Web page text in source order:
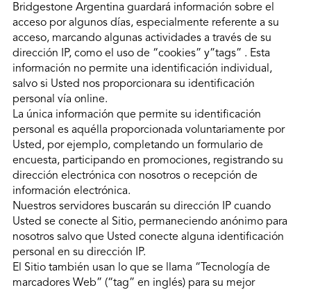
Bridgestone Argentina guardará información sobre el
acceso por algunos días, especialmente referente a su
acceso, marcando algunas actividades a través de su
dirección IP, como el uso de “cookies” y”tags” . Esta
información no permite una identificación individual,
salvo si Usted nos proporcionara su identificación
personal vía online.
La única información que permite su identificación
personal es aquélla proporcionada voluntariamente por
Usted, por ejemplo, completando un formulario de
encuesta, participando en promociones, registrando su
dirección electrónica con nosotros o recepción de
información electrónica.
Nuestros servidores buscarán su dirección IP cuando
Usted se conecte al Sitio, permaneciendo anónimo para
nosotros salvo que Usted conecte alguna identificación
personal en su dirección IP.
El Sitio también usan lo que se llama “Tecnología de
marcadores Web” (“tag” en inglés) para su mejor